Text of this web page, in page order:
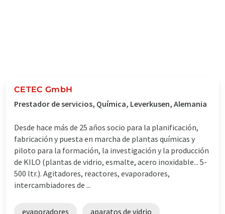
CETEC GmbH
Prestador de servicios, Química, Leverkusen, Alemania
Desde hace más de 25 años socio para la planificación,
fabricación y puesta en marcha de plantas químicas y
piloto para la formación, la investigación y la producción
de KILO (plantas de vidrio, esmalte, acero inoxidable... 5-
500 ltr.). Agitadores, reactores, evaporadores,
intercambiadores de ...
evaporadores aparatos de vidrio